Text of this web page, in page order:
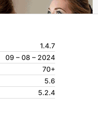
1.4.7
09 – 08 – 2024
70+
5.6
5.2.4